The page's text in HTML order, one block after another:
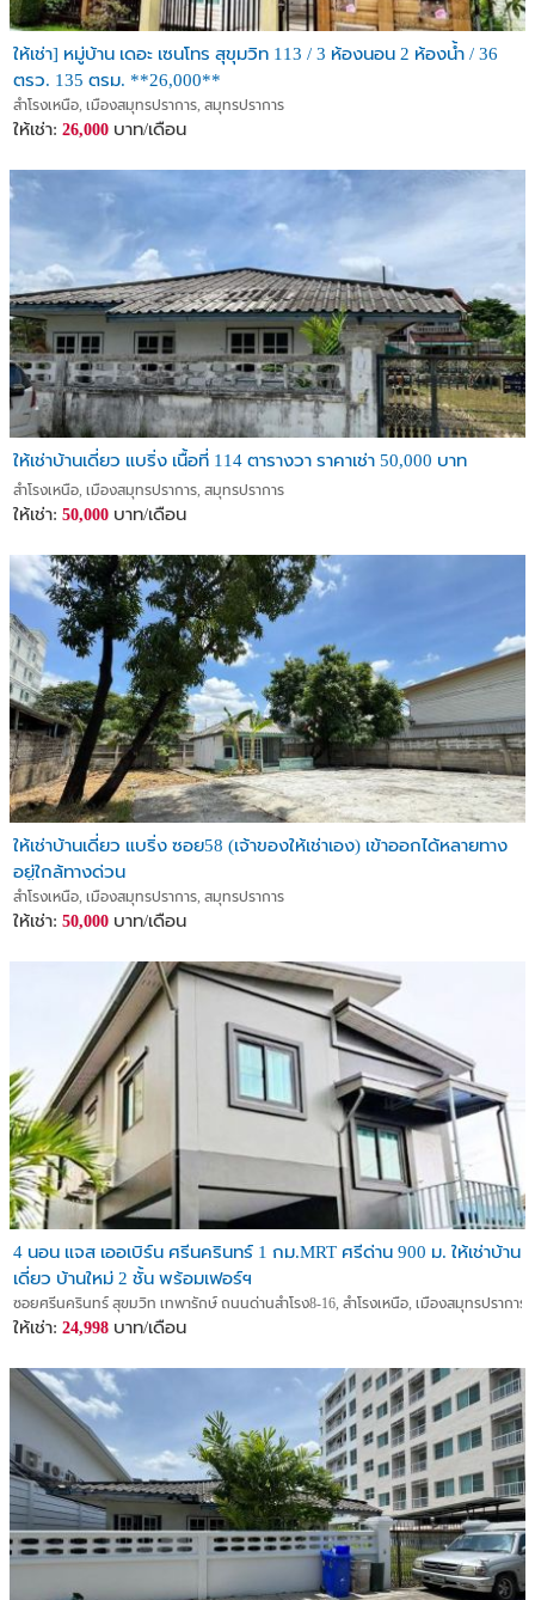
ให้เช่า] หมู่บ้าน เดอะ เซนโทร สุขุมวิท 113 / 3 ห้องนอน 2 ห้องน้ำ / 36
ตรว. 135 ตรม. **26,000**
สำโรงเหนือ, เมืองสมุทรปราการ, สมุทรปราการ
ให้เช่า: 26,000 บาท/เดือน
ให้เช่าบ้านเดี่ยว แบริ่ง เนื้อที่ 114 ตารางวา ราคาเช่า 50,000 บาท
สำโรงเหนือ, เมืองสมุทรปราการ, สมุทรปราการ
ให้เช่า: 50,000 บาท/เดือน
ให้เช่าบ้านเดี่ยว แบริ่ง ซอย58 (เจ้าของให้เช่าเอง) เข้าออกได้หลายทาง
อยู่ใกล้ทางด่วน
สำโรงเหนือ, เมืองสมุทรปราการ, สมุทรปราการ
ให้เช่า: 50,000 บาท/เดือน
4 นอน แจส เออเบิร์น ศรีนครินทร์ 1 กม.MRT ศรีด่าน 900 ม. ให้เช่าบ้าน
เดี่ยว บ้านใหม่ 2 ชั้น พร้อมเฟอร์ฯ
ซอยศรีนครินทร์ สุขมวิท เทพารักษ์ ถนนด่านสำโรง8-16, สำโรงเหนือ, เมืองสมุทรปราการ,
ให้เช่า: 24,998 บาท/เดือน